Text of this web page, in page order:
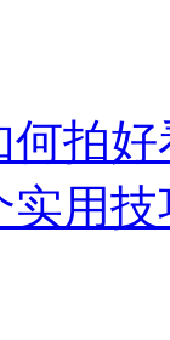
何拍好
实用技